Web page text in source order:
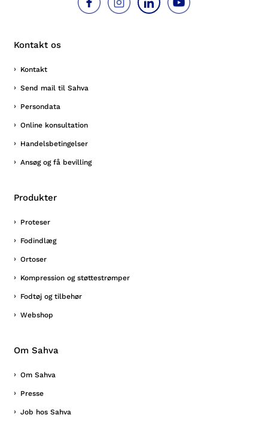
Kontakt os
Kontakt
Send mail til Sahva
Persondata
Online konsultation
Handelsbetingelser
Ansøg og få bevilling
Produkter
Proteser
Fodindlæg
Ortoser
Kompression og støttestrømper
Fodtøj og tilbehør
Webshop
Om Sahva
Om Sahva
Presse
Job hos Sahva